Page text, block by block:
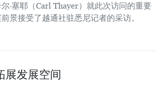
·塞耶（Carl Thayer）就此次访问的重要
景接受了越通社驻悉尼记者的采访。
展发展空间